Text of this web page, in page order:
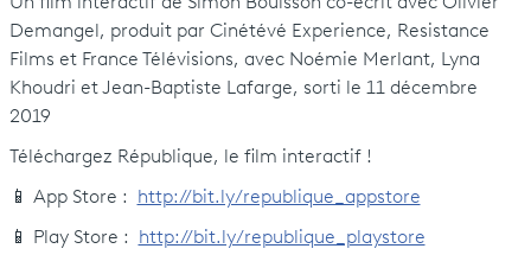
Demangel, produit par Cinétévé Experience, Resistance
Films et France Télévisions, avec Noémie Merlant, Lyna
Khoudri et Jean-Baptiste Lafarge, sorti le 11 décembre
2019
Téléchargez République, le film interactif !
📱 App Store : http://bit.ly/republique_appstore
📱 Play Store : http://bit.ly/republique_playstore